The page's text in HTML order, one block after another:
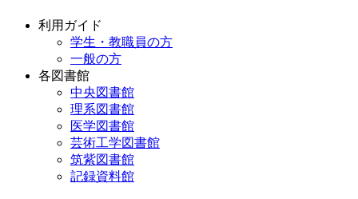
利用ガイド
学生・教職員の方
一般の方
各図書館
中央図書館
理系図書館
医学図書館
芸術工学図書館
筑紫図書館
記録資料館